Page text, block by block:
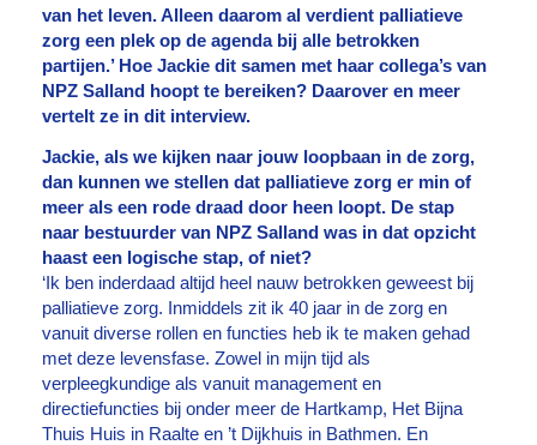
van het leven. Alleen daarom al verdient palliatieve
zorg een plek op de agenda bij alle betrokken
partijen.’ Hoe Jackie dit samen met haar collega’s van
NPZ Salland hoopt te bereiken? Daarover en meer
vertelt ze in dit interview.
Jackie, als we kijken naar jouw loopbaan in de zorg,
dan kunnen we stellen dat palliatieve zorg er min of
meer als een rode draad door heen loopt. De stap
naar bestuurder van NPZ Salland was in dat opzicht
haast een logische stap, of niet?
‘Ik ben inderdaad altijd heel nauw betrokken geweest bij
palliatieve zorg. Inmiddels zit ik 40 jaar in de zorg en
vanuit diverse rollen en functies heb ik te maken gehad
met deze levensfase. Zowel in mijn tijd als
verpleegkundige als vanuit management en
directiefuncties bij onder meer de Hartkamp, Het Bijna
Thuis Huis in Raalte en ’t Dijkhuis in Bathmen. En